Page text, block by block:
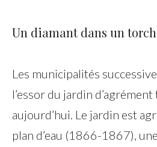
Un diamant dans un
Les municipalités
l’essor du jardin d’agrément
aujourd’hui. Le jardin est
plan d’eau (1866-1867),